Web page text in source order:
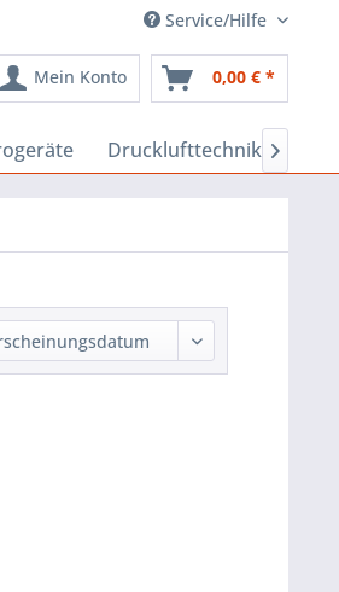
Service/Hilfe
Mein Konto 0,00 € *
Drucklufttechnik 